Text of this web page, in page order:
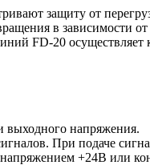
защиту от
в зависимости
FD-20
выходного напряжения.
При подаче
+24В или